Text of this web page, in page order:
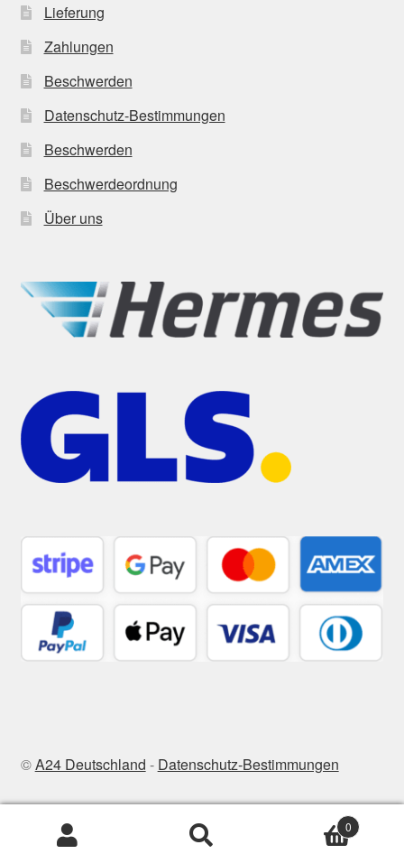
Lieferung
Zahlungen
Beschwerden
Datenschutz-Bestimmungen
Beschwerden
Beschwerdeordnung
Über uns
©A24 Deutschland - Datenschutz-Bestimmungen
Suchen
0